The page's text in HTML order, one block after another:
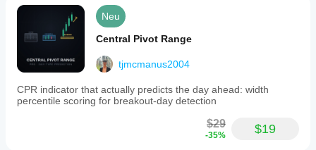
// - Erstellung von Mehrzeitanalysestrategien basierend
auf gleitenden Durchschnitten
// - Zuverlässigere Identifikation dynamischer
Unterstützungen und Widerstände
// ÄNDERUNGSHISTORIE:
Neu
Central Pivot Range
tjmcmanus2004
CPR indicator that actually predicts the day ahead: width
percentile scoring for breakout-day detection
$29
-35% $19